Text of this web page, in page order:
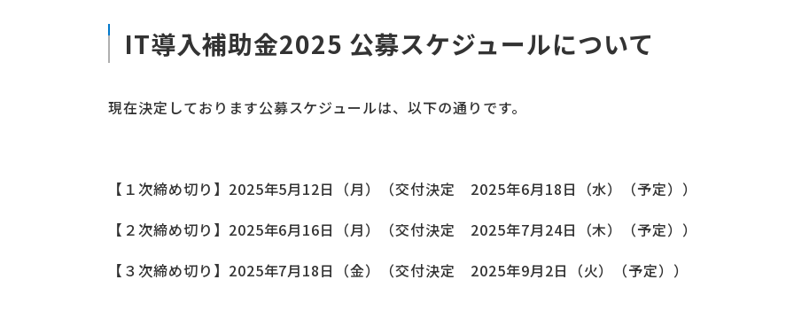
IT導入補助金2025 公募スケジュールについて
現在決定しております公募スケジュールは、以下の通りです。
【１次締め切り】2025年5月12日（月）（交付決定 2025年6月18日（水）（予定））
【２次締め切り】2025年6月16日（月）（交付決定 2025年7月24日（木）（予定））
【３次締め切り】2025年7月18日（金）（交付決定 2025年9月2日（火）（予定））